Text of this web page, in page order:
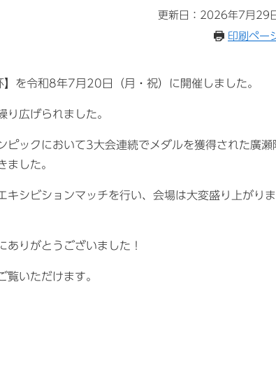
更新日：2026年7月29
印刷ペー
を令和8年7月20日（月・祝）に開催しました。
広げられました。
ピックにおいて3大会連続でメダルを獲得された廣瀬
ました。
キシビションマッチを行い、会場は大変盛り上がり
ありがとうございました！
覧いただけます。